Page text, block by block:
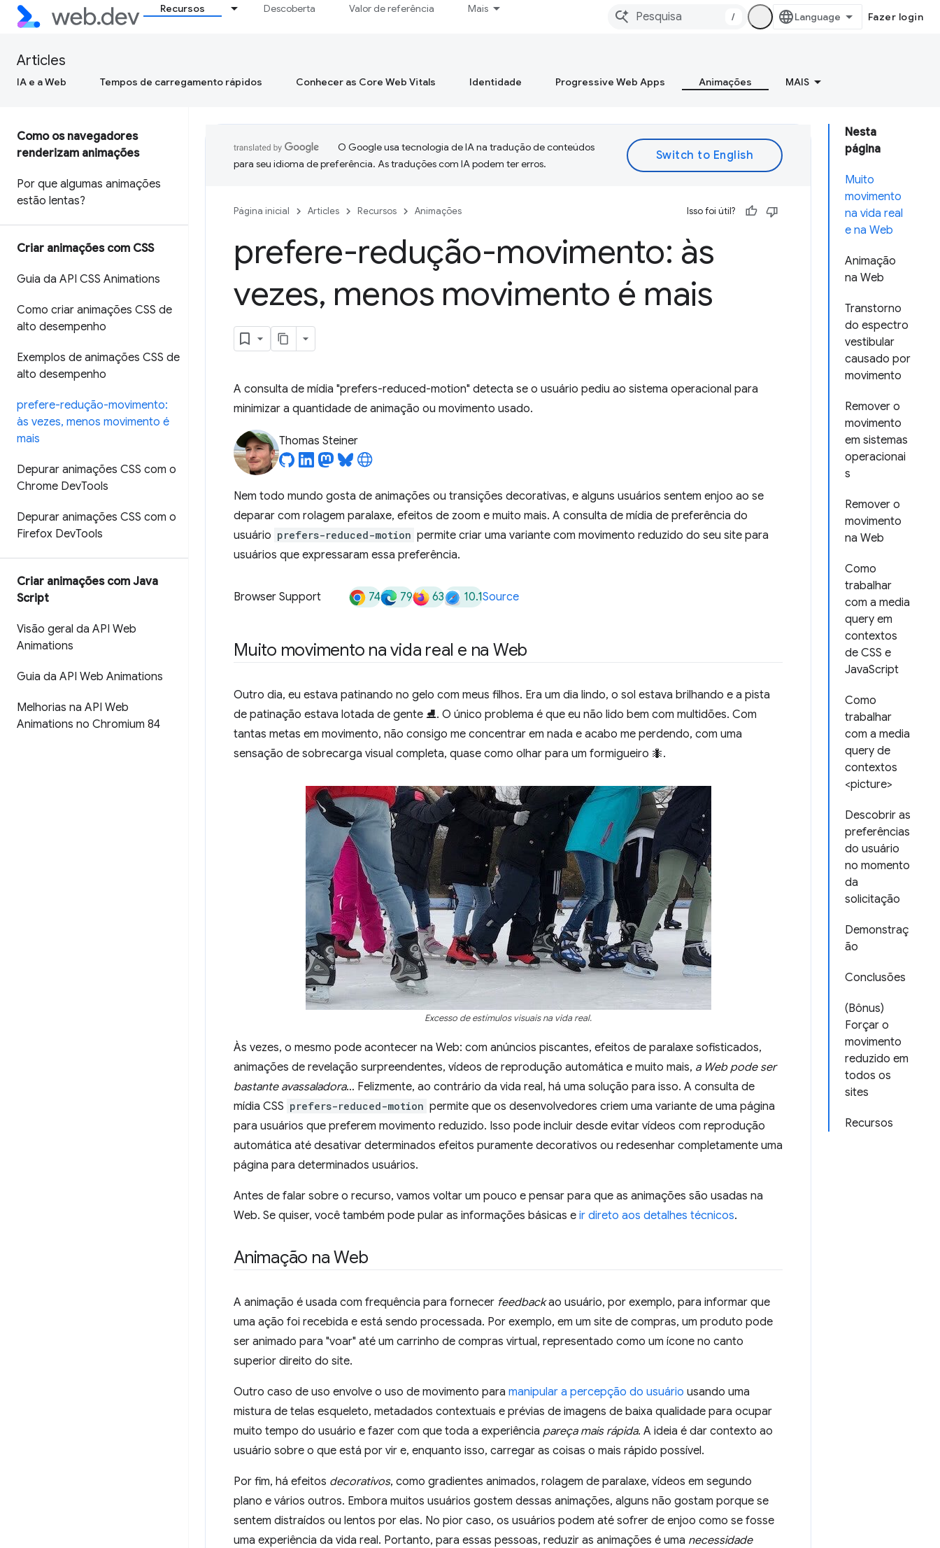
Recursos Descoberta Valor de referência Mais
/ Fazer login
Articles
IA e a Web Tempos de carregamento rápidos Conhecer as Core Web Vitals Identidade Progressive Web Apps Animações MAIS
Como os navegadores
renderizam animações
Por que algumas animações
estão lentas?
Criar animações com CSS
Guia da API CSS Animations
Como criar animações CSS de
alto desempenho
Exemplos de animações CSS de
alto desempenho
prefere-redução-movimento:
às vezes, menos movimento é
mais
Depurar animações CSS com o
Chrome DevTools
Depurar animações CSS com o
Firefox DevTools
Criar animações com Java
Script
Visão geral da API Web
Animations
Guia da API Web Animations
Melhorias na API Web
Animations no Chromium 84
Nesta
página
Muito
movimento
na vida real
e na Web
Animação
na Web
Transtorno
do espectro
vestibular
causado por
movimento
Remover o
movimento
em sistemas
operacionai
s
Remover o
movimento
na Web
Como
trabalhar
com a media
query em
contextos
de CSS e
JavaScript
Como
trabalhar
com a media
query de
contextos
<picture>
Descobrir as
preferências
do usuário
no momento
da
solicitação
Demonstraç
ão
Conclusões
(Bônus)
Forçar o
movimento
reduzido em
todos os
sites
Recursos
O Google usa tecnologia de IA na tradução de conteúdos
para seu idioma de preferência. As traduções com IA podem ter erros.
Página inicial Articles Recursos Animações Isso foi útil?
prefere-redução-movimento: às
vezes, menos movimento é mais
A consulta de mídia "prefers-reduced-motion" detecta se o usuário pediu ao sistema operacional para
minimizar a quantidade de animação ou movimento usado.
Thomas Steiner
Nem todo mundo gosta de animações ou transições decorativas, e alguns usuários sentem enjoo ao se
deparar com rolagem paralaxe, efeitos de zoom e muito mais. A consulta de mídia de preferência do
usuário prefers-reduced-motion permite criar uma variante com movimento reduzido do seu site para
usuários que expressaram essa preferência.
Browser Support 74 79 63 10.1Source
Muito movimento na vida real e na Web
Outro dia, eu estava patinando no gelo com meus filhos. Era um dia lindo, o sol estava brilhando e a pista
de patinação estava lotada de gente ⛸. O único problema é que eu não lido bem com multidões. Com
tantas metas em movimento, não consigo me concentrar em nada e acabo me perdendo, com uma
sensação de sobrecarga visual completa, quase como olhar para um formigueiro 🐜.
Excesso de estímulos visuais na vida real.
Às vezes, o mesmo pode acontecer na Web: com anúncios piscantes, efeitos de paralaxe sofisticados,
animações de revelação surpreendentes, vídeos de reprodução automática e muito mais, a Web pode ser
bastante avassaladora… Felizmente, ao contrário da vida real, há uma solução para isso. A consulta de
mídia CSS prefers-reduced-motion permite que os desenvolvedores criem uma variante de uma página
para usuários que preferem movimento reduzido. Isso pode incluir desde evitar vídeos com reprodução
automática até desativar determinados efeitos puramente decorativos ou redesenhar completamente uma
página para determinados usuários.
Antes de falar sobre o recurso, vamos voltar um pouco e pensar para que as animações são usadas na
Web. Se quiser, você também pode pular as informações básicas e ir direto aos detalhes técnicos.
Animação na Web
A animação é usada com frequência para fornecer feedbackao usuário, por exemplo, para informar que
uma ação foi recebida e está sendo processada. Por exemplo, em um site de compras, um produto pode
ser animado para "voar" até um carrinho de compras virtual, representado como um ícone no canto
superior direito do site.
Outro caso de uso envolve o uso de movimento para manipular a percepção do usuário usando uma
mistura de telas esqueleto, metadados contextuais e prévias de imagens de baixa qualidade para ocupar
muito tempo do usuário e fazer com que toda a experiência pareça mais rápida. A ideia é dar contexto ao
usuário sobre o que está por vir e, enquanto isso, carregar as coisas o mais rápido possível.
Por fim, há efeitos decorativos, como gradientes animados, rolagem de paralaxe, vídeos em segundo
plano e vários outros. Embora muitos usuários gostem dessas animações, alguns não gostam porque se
sentem distraídos ou lentos por elas. No pior caso, os usuários podem até sofrer de enjoo como se fosse
uma experiência da vida real. Portanto, para essas pessoas, reduzir as animações é uma necessidade